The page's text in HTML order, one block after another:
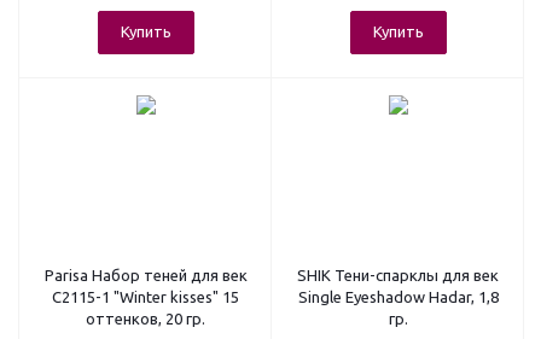
Купить Купить
Parisa Набор теней для век
С2115-1 "Winter kisses" 15
оттенков, 20 гр.
SHIK Тени-спарклы для век
Single Eyeshadow Hadar, 1,8
гр.